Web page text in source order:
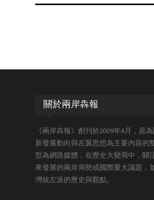
關於兩岸犇報
《兩岸犇報》創刊於2009年4月，原
新發展動向與左翼思想為主要內容的
型為網路媒體，在歷史大變局中，關
來發展的兩岸局勢或國際重大議題，
灣統左派的歷史與觀點。